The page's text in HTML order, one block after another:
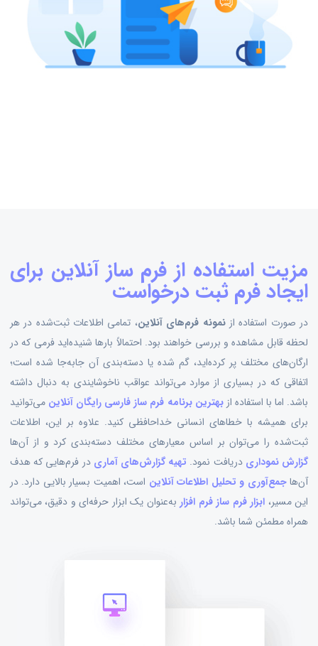
مزیت استفاده از فرم ساز آنلاین برای
ایجاد فرم ثبت درخواست
در صورت استفاده ازنمونه فرم‌های آنلاین، تمامی اطلاعات ثبت‌شده در هر
لحظه قابل مشاهده و بررسی خواهند بود. احتمالاً بارها شنیده‌اید فرمی که در
ارگان‌های مختلف پر کرده‌اید، گم شده یا دسته‌بندی آن جابه‌جا شده است؛
اتفاقی که در بسیاری از موارد می‌تواند عواقب ناخوشایندی به دنبال داشته
باشد. اما با استفاده ازبهترین برنامه فرم ساز فارسی رایگان آنلاین می‌توانید
برای همیشه با خطاهای انسانی خداحافظی کنید. علاوه بر این، اطلاعات
ثبت‌شده را می‌توان بر اساس معیارهای مختلف دسته‌بندی کرد و از آن‌ها
گزارش نموداری دریافت نمود. تهیه گزارش‌های آماری در فرم‌هایی که هدف
آن‌هاجمع‌آوری و تحلیل اطلاعات آنلاین است، اهمیت بسیار بالایی دارد. در
این مسیر، ابزار فرم ساز فرم افزاربه‌عنوان یک ابزار حرفه‌ای و دقیق، می‌تواند
همراه مطمئن شما باشد.